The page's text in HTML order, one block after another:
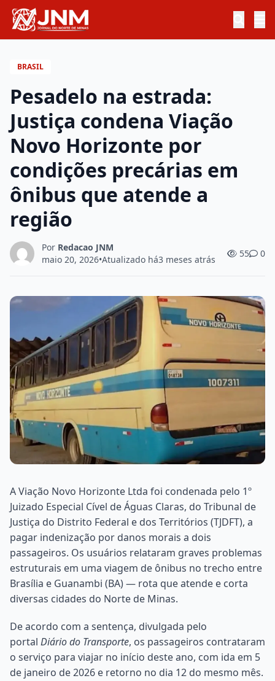
BRASIL
Pesadelo na estrada:
Justiça condena Viação
Novo Horizonte por
condições precárias em
ônibus que atende a
região
Por Redacao JNM
maio 20, 2026•Atualizado há3 meses atrás
55 0
A Viação Novo Horizonte Ltda foi condenada pelo 1º
Juizado Especial Cível de Águas Claras, do Tribunal de
Justiça do Distrito Federal e dos Territórios (TJDFT), a
pagar indenização por danos morais a dois
passageiros. Os usuários relataram graves problemas
estruturais em uma viagem de ônibus no trecho entre
Brasília e Guanambi (BA) — rota que atende e corta
diversas cidades do Norte de Minas.
De acordo com a sentença, divulgada pelo
portal Diário do Transporte, os passageiros contrataram
o serviço para viajar no início deste ano, com ida em 5
de janeiro de 2026 e retorno no dia 12 do mesmo mês.